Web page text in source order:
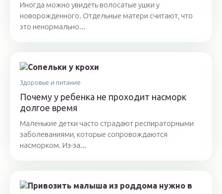
Иногда можно увидеть волосатые ушки у
новорожденного. Отдельные матери считают, что
это ненормально...
Здоровье и питание
Почему у ребенка не проходит насморк
долгое время
Маленькие детки часто страдают респираторными
заболеваниями, которые сопровождаются
насморком. Из-за...